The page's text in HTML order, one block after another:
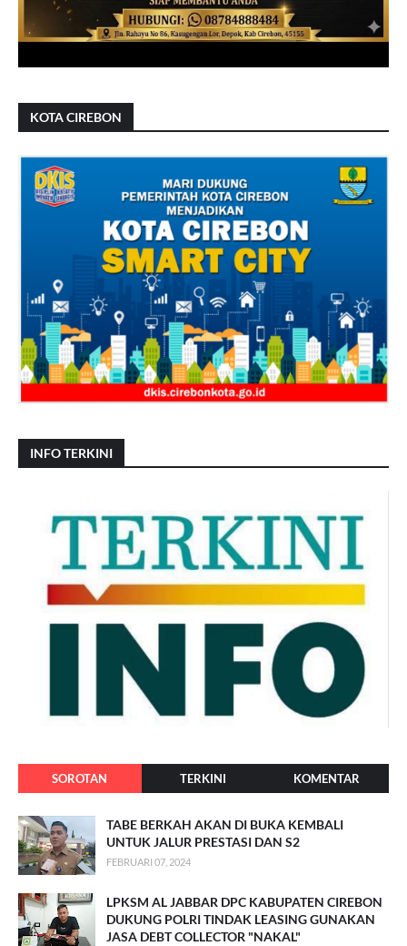
KOTA CIREBON
INFO TERKINI
SOROTAN TERKINI KOMENTAR
TABE BERKAH AKAN DI BUKA KEMBALI
UNTUK JALUR PRESTASI DAN S2
FEBRUARI 07, 2024
LPKSM AL JABBAR DPC KABUPATEN CIREBON
DUKUNG POLRI TINDAK LEASING GUNAKAN
JASA DEBT COLLECTOR "NAKAL"